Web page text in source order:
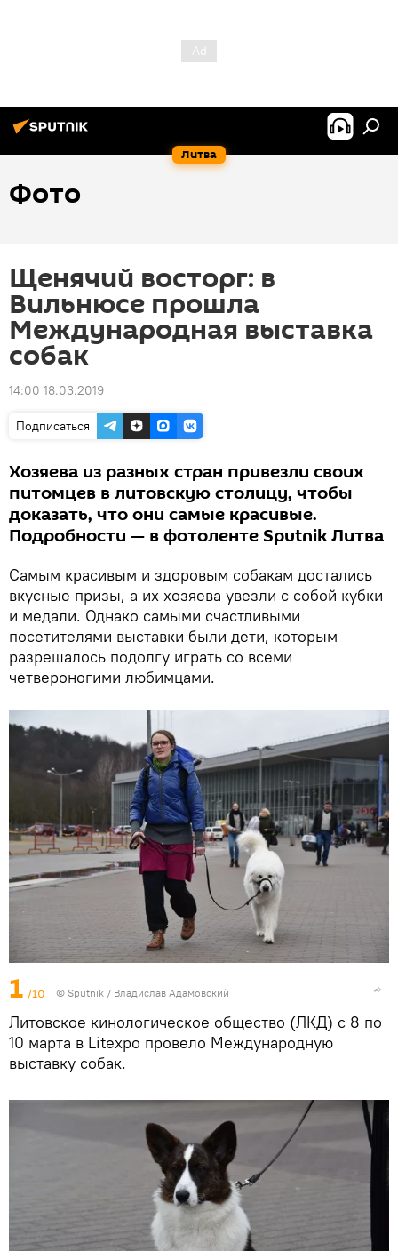
Литва
Фото
Щенячий восторг: в
Вильнюсе прошла
Международная выставка
собак
14:00 18.03.2019
Подписаться
Хозяева из разных стран привезли своих
питомцев в литовскую столицу, чтобы
доказать, что они самые красивые.
Подробности — в фотоленте Sputnik Литва
Самым красивым и здоровым собакам достались
вкусные призы, а их хозяева увезли с собой кубки
и медали. Однако самыми счастливыми
посетителями выставки были дети, которым
разрешалось подолгу играть со всеми
четвероногими любимцами.
1 /10 © Sputnik / Владислав Адамовский
Литовское кинологическое общество (ЛКД) с 8 по
10 марта в Litexpo провело Международную
выставку собак.